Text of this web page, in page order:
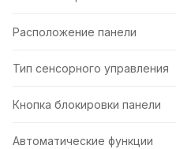
Расположение панели
Тип сенсорного управления
Кнопка блокировки панели
Автоматические функции